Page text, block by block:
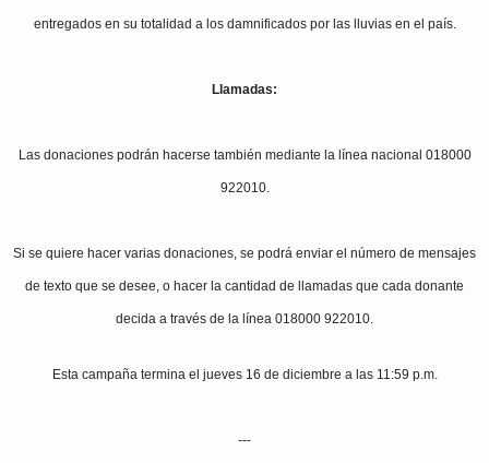
entregados en su totalidad a los damnificados por las lluvias en el país.
Llamadas:
Las donaciones podrán hacerse también mediante la línea nacional 018000
922010.
Si se quiere hacer varias donaciones, se podrá enviar el número de mensajes
de texto que se desee, o hacer la cantidad de llamadas que cada donante
decida a través de la línea 018000 922010.
Esta campaña termina el jueves 16 de diciembre a las 11:59 p.m.
---